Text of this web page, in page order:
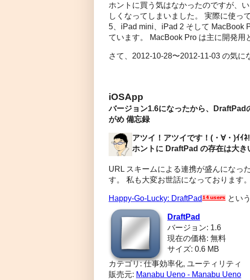
ホントに買う気はなかったのですが、
しくなってしまいました。 実際に使っ
5、iPad mini、iPad 2 そして MacBook
ています。 MacBook Pro は主に開発用
さて、2012-10-28〜2012-11-03 の気に
iOSApp
バージョン1.6になったから、DraftPad
がめ 備忘録
アツイ！アツイです！(・∀・)ｲｲﾈ
ホントに DraftPad の存在は大き
URL スキームによる連携が盛んになっ
す。 私も大変お世話になっております。
Happy-Go-Lucky: DraftPad とい
DraftPad
バージョン: 1.6
現在の価格: 無料
サイズ: 0.6 MB
カテゴリ: 仕事効率化, ユーティリティ
販売元: Manabu Ueno - Manabu Ueno